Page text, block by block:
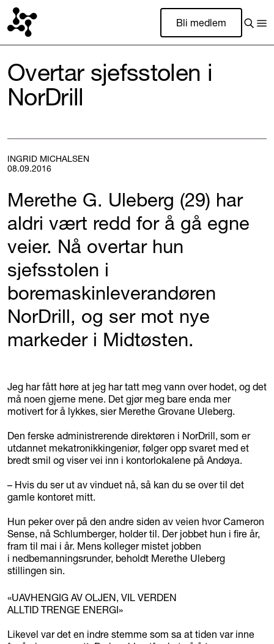
Bli medlem
Overtar sjefsstolen i
NorDrill
INGRID MICHALSEN
08.09.2016
Merethe G. Uleberg (29) har
aldri vært redd for å gå egne
veier. Nå overtar hun
sjefsstolen i
boremaskinleverandøren
NorDrill, og ser mot nye
markeder i Midtøsten.
Jeg har fått høre at jeg har tatt meg vann over hodet, og det
må noen gjerne mene. Det gjør meg bare enda mer
motivert for å lykkes, sier Merethe Grovane Uleberg.
Den ferske administrerende direktøren i NorDrill, som er
utdannet mekatronikkingeniør, følger opp svaret med et
bredt smil og viser vei inn i kontorlokalene på Andøya.
– Hvis du ser ut av vinduet nå, så kan du se over til det
gamle kontoret mitt.
Hun peker over på den andre siden av veien hvor Cameron
Sense, nå Schlumberger, holder til. Der jobbet hun i fire år,
fram til mai i år. Mens kolleger mistet jobben
i nedbemanningsrunder, beholdt Merethe Uleberg
stillingen sin.
«UAVHENGIG AV OLJEN, VIL VERDEN
ALLTID TRENGE ENERGI»
Likevel var det en indre stemme som sa at tiden var inne